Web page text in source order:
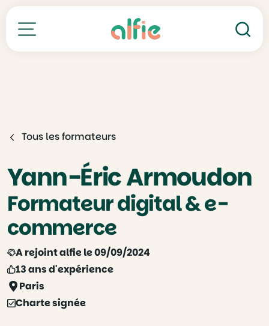
Toutes nos formations
Tous les formateurs
Yann-Éric Armoudon
Formateur digital & e-
commerce
A rejoint alfie le 09/09/2024
13 ans d'expérience
Paris
Charte signée